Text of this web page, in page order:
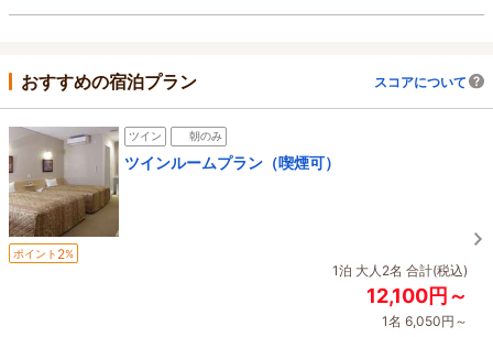
おすすめの宿泊プラン スコアについて
ツイン 朝のみ
ツインルームプラン（喫煙可）
ポイント 2%
1泊 大人2名 合計(税込)
12,100円～
1名 6,050円～